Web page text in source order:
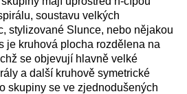
soustavu velkých
stylizované Slunce, nebo nějakou
je kruhová plocha rozdělena na
se objevují hlavně velké
a další kruhově symetrické
skupiny se ve zjednodušených